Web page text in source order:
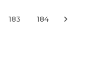
183 184